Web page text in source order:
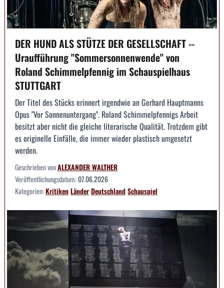
DER HUND ALS STÜTZE DER GESELLSCHAFT --
Uraufführung "Sommersonnenwende" von
Roland Schimmelpfennig im Schauspielhaus
STUTTGART
Der Titel des Stücks erinnert irgendwie an Gerhard Hauptmanns
Opus "Vor Sonnenuntergang". Roland Schimmelpfennigs Arbeit
besitzt aber nicht die gleiche literarische Qualität. Trotzdem gibt
es originelle Einfälle, die immer wieder plastisch umgesetzt
werden.
Geschrieben vonALEXANDER WALTHER
Veröffentlichungsdatum:07.06.2026
Kategorien:KritikenLänderDeutschlandSchauspiel